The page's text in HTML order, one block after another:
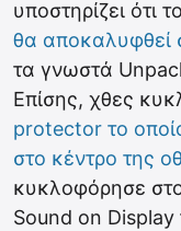
υποστηρίζει ότι το
θα αποκαλυφθεί
τα γνωστά
Επίσης, χθες
protector το
στο κέντρο της
κυκλοφόρησε
Sound on Display